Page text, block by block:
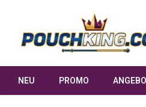
NEU PROMO